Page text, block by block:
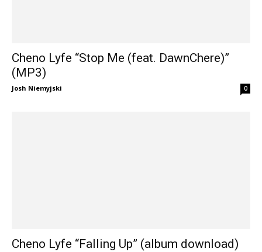
Cheno Lyfe “Stop Me (feat. DawnChere)”
(MP3)
Josh Niemyjski 0
Cheno Lyfe “Falling Up” (album download)